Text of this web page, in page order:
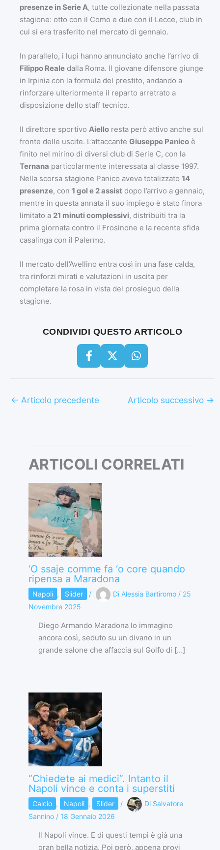
presenze in Serie A, tutte collezionate nella passata
stagione: otto con il Como e due con il Lecce, club in
cui si era trasferito nel mercato di gennaio.
In parallelo, i lupi hanno annunciato anche l’arrivo di
Filippo Reale dalla Roma. Il giovane difensore giunge
in Irpinia con la formula del prestito, andando a
rinforzare ulteriormente il reparto arretrato a
disposizione dello staff tecnico.
Il direttore sportivo Aiello resta però attivo anche sul
fronte delle uscite. L’attaccante Giuseppe Panico è
finito nel mirino di diversi club di Serie C, con la
Ternana particolarmente interessata al classe 1997.
Nella scorsa stagione Panico aveva totalizzato 14
presenze, con 1 gol e 2 assist dopo l’arrivo a gennaio,
mentre in questa annata il suo impiego è stato finora
limitato a 21 minuti complessivi, distribuiti tra la
prima giornata contro il Frosinone e la recente sfida
casalinga con il Palermo.
Il mercato dell’Avellino entra così in una fase calda,
tra rinforzi mirati e valutazioni in uscita per
completare la rosa in vista del prosieguo della
stagione.
CONDIVIDI QUESTO ARTICOLO
← Articolo precedente Articolo successivo →
ARTICOLI CORRELATI
‘O ssaje comme fa ‘o core quando
ripensa a Maradona
Napoli , Slider / Di Alessia Bartiromo / 25
Novembre 2025
Diego Armando Maradona lo immagino
ancora così, seduto su un divano in un
grande salone che affaccia sul Golfo di […]
“Chiedete ai medici”. Intanto il
Napoli vince e conta i superstiti
Calcio , Napoli , Slider / Di Salvatore
Sannino / 18 Gennaio 2026
Il Napoli vince. E di questi tempi è già una
gran bella notizia. Poi però, appena provi